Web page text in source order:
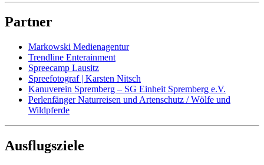
Partner
Markowski Medienagentur
Trendline Enterainment
Spreecamp Lausitz
Spreefotograf | Karsten Nitsch
Kanuverein Spremberg – SG Einheit Spremberg e.V.
Perlenfänger Naturreisen und Artenschutz / Wölfe und
Wildpferde
Ausflugsziele